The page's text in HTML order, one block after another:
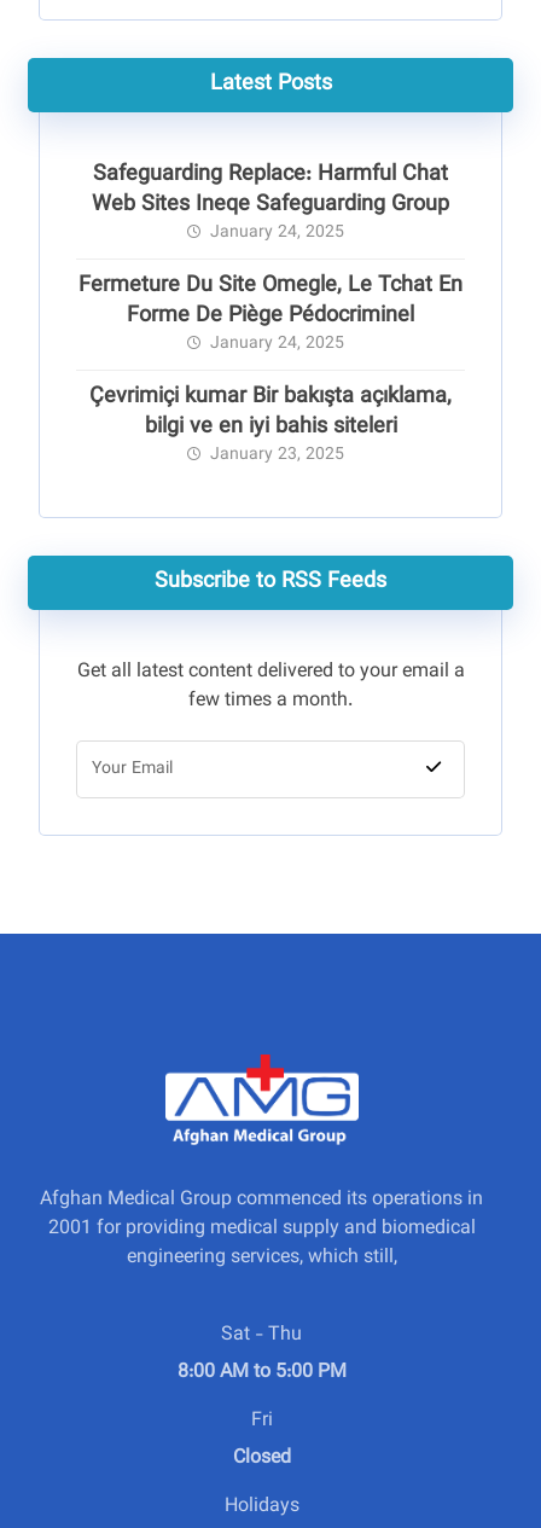
Latest Posts
Safeguarding Replace: Harmful Chat
Web Sites Ineqe Safeguarding Group
January 24, 2025
Fermeture Du Site Omegle, Le Tchat En
Forme De Piège Pédocriminel
January 24, 2025
Çevrimiçi kumar Bir bakışta açıklama,
bilgi ve en iyi bahis siteleri
January 23, 2025
Subscribe to RSS Feeds
Get all latest content delivered to your email a
few times a month.
Afghan Medical Group commenced its operations in
2001 for providing medical supply and biomedical
engineering services, which still,
Sat - Thu
8:00 AM to 5:00 PM
Fri
Closed
Holidays